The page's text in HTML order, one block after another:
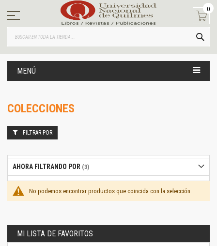
contenido
0
MENÚ
COLECCIONES
No podemos encontrar productos que coincida con la selección.
FILTRAR POR
AHORA FILTRANDO POR
MI LISTA DE FAVORITOS